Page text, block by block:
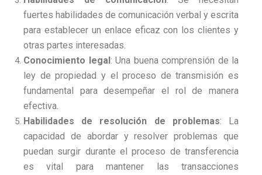
fuertes habilidades de comunicación verbal y escrita
para establecer un enlace eficaz con los clientes y
otras partes interesadas.
Conocimiento legal: Una buena comprensión de la
ley de propiedad y el proceso de transmisión es
fundamental para desempeñar el rol de manera
efectiva.
Habilidades de resolución de problemas: La
capacidad de abordar y resolver problemas que
puedan surgir durante el proceso de transferencia
es vital para mantener las transacciones